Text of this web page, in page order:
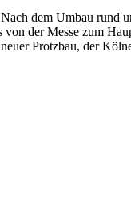
dem Umbau rund
der Messe zum
Protzbau, der